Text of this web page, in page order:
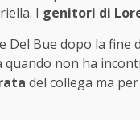
I genitori di
Del Bue dopo la
quando non ha
del collega ma